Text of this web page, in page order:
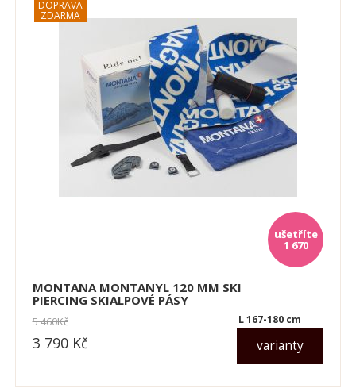
MONTANA MONTANYL 120 MM SKI
PIERCING SKIALPOVÉ PÁSY
varianty
L 167-180 cm
3 790 Kč
1 670
5 460Kč